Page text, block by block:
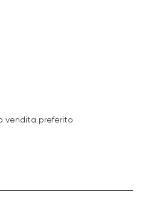
vendita preferito